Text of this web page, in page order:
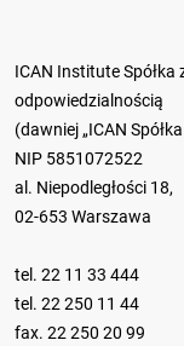
ICAN Institute Spółka
odpowiedzialnością
(dawniej „ICAN
NIP 5851072522
al. Niepodległości 18,
02-653 Warszawa
tel. 22 11 33 444
tel. 22 250 11 44
fax. 22 250 20 99